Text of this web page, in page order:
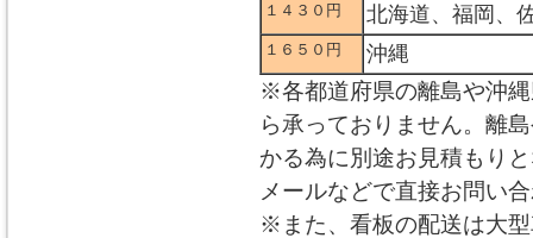
１４３０円 北海道、福岡、
１６５０円 沖縄
※各都道府県の離島や沖
ら承っておりません。離
かる為に別途お見積もり
メールなどで直接お問い
※また、看板の配送は大